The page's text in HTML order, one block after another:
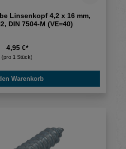
Linsenkopf 4,2 x 16 mm,
DIN 7504-M (VE=40)
4,95 €*
(pro 1 Stück)
Warenkorb